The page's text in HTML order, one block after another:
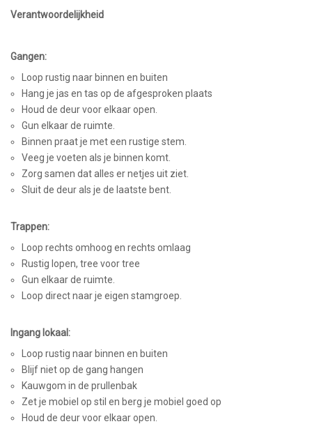
Verantwoordelijkheid
Gangen:
Loop rustig naar binnen en buiten
Hang je jas en tas op de afgesproken plaats
Houd de deur voor elkaar open.
Gun elkaar de ruimte.
Binnen praat je met een rustige stem.
Veeg je voeten als je binnen komt.
Zorg samen dat alles er netjes uit ziet.
Sluit de deur als je de laatste bent.
Trappen:
Loop rechts omhoog en rechts omlaag
Rustig lopen, tree voor tree
Gun elkaar de ruimte.
Loop direct naar je eigen stamgroep.
Ingang lokaal:
Loop rustig naar binnen en buiten
Blijf niet op de gang hangen
Kauwgom in de prullenbak
Zet je mobiel op stil en berg je mobiel goed op
Houd de deur voor elkaar open.